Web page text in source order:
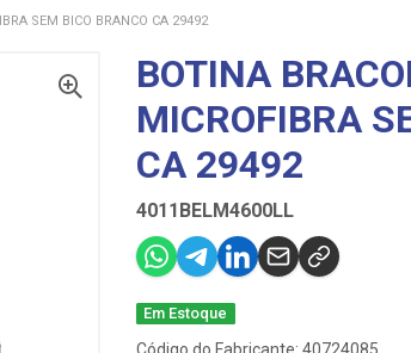
SEM BICO BRANCO CA 29492
BOTINA
MICROFIBRA
CA 29492
4011BELM4600LL
Em Estoque